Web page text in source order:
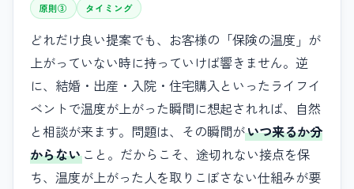
原則③ タイミング
どれだけ良い提案でも、お客様の「保険の温度」が
上がっていない時に持っていけば響きません。逆
に、結婚・出産・入院・住宅購入といったライフイ
ベントで温度が上がった瞬間に想起されれば、自然
と相談が来ます。問題は、その瞬間がいつ来るか分
からない こと。だからこそ、途切れない接点を保
ち、温度が上がった人を取りこぼさない仕組みが要